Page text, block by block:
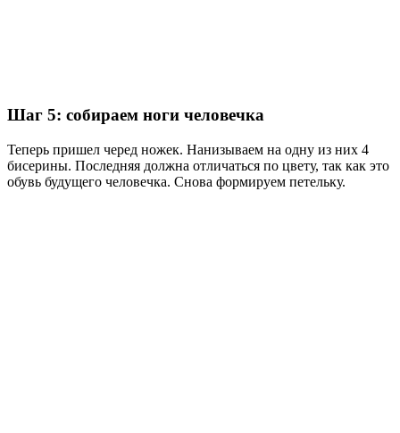
Шаг 5: собираем ноги человечка
Теперь пришел черед ножек. Нанизываем на одну из них 4
бисерины. Последняя должна отличаться по цвету, так как это
обувь будущего человечка. Снова формируем петельку.